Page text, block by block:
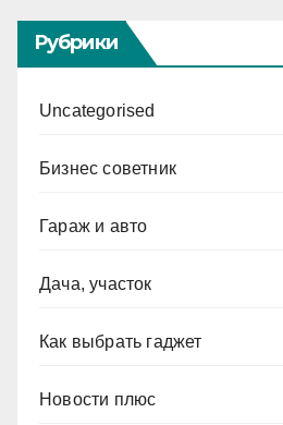
Рубрики
Uncategorised
Бизнес советник
Гараж и авто
Дача, участок
Как выбрать гаджет
Новости плюс